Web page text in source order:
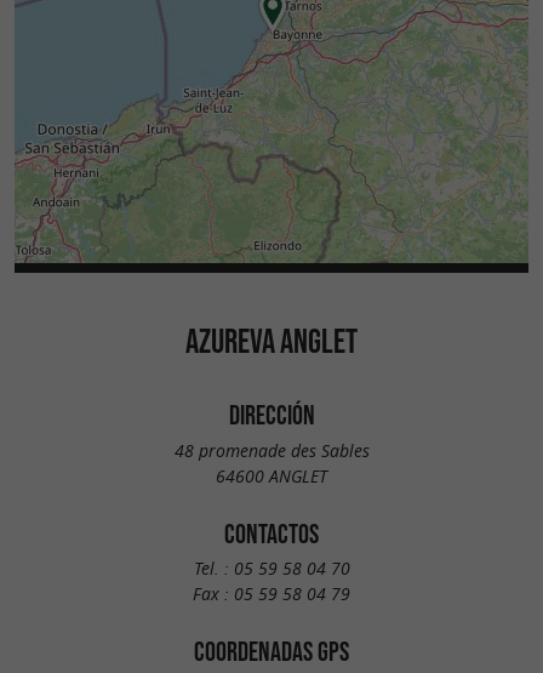
AZUREVA ANGLET
DIRECCIÓN
48 promenade des Sables
64600 ANGLET
CONTACTOS
Tel. : 05 59 58 04 70
Fax : 05 59 58 04 79
COORDENADAS GPS